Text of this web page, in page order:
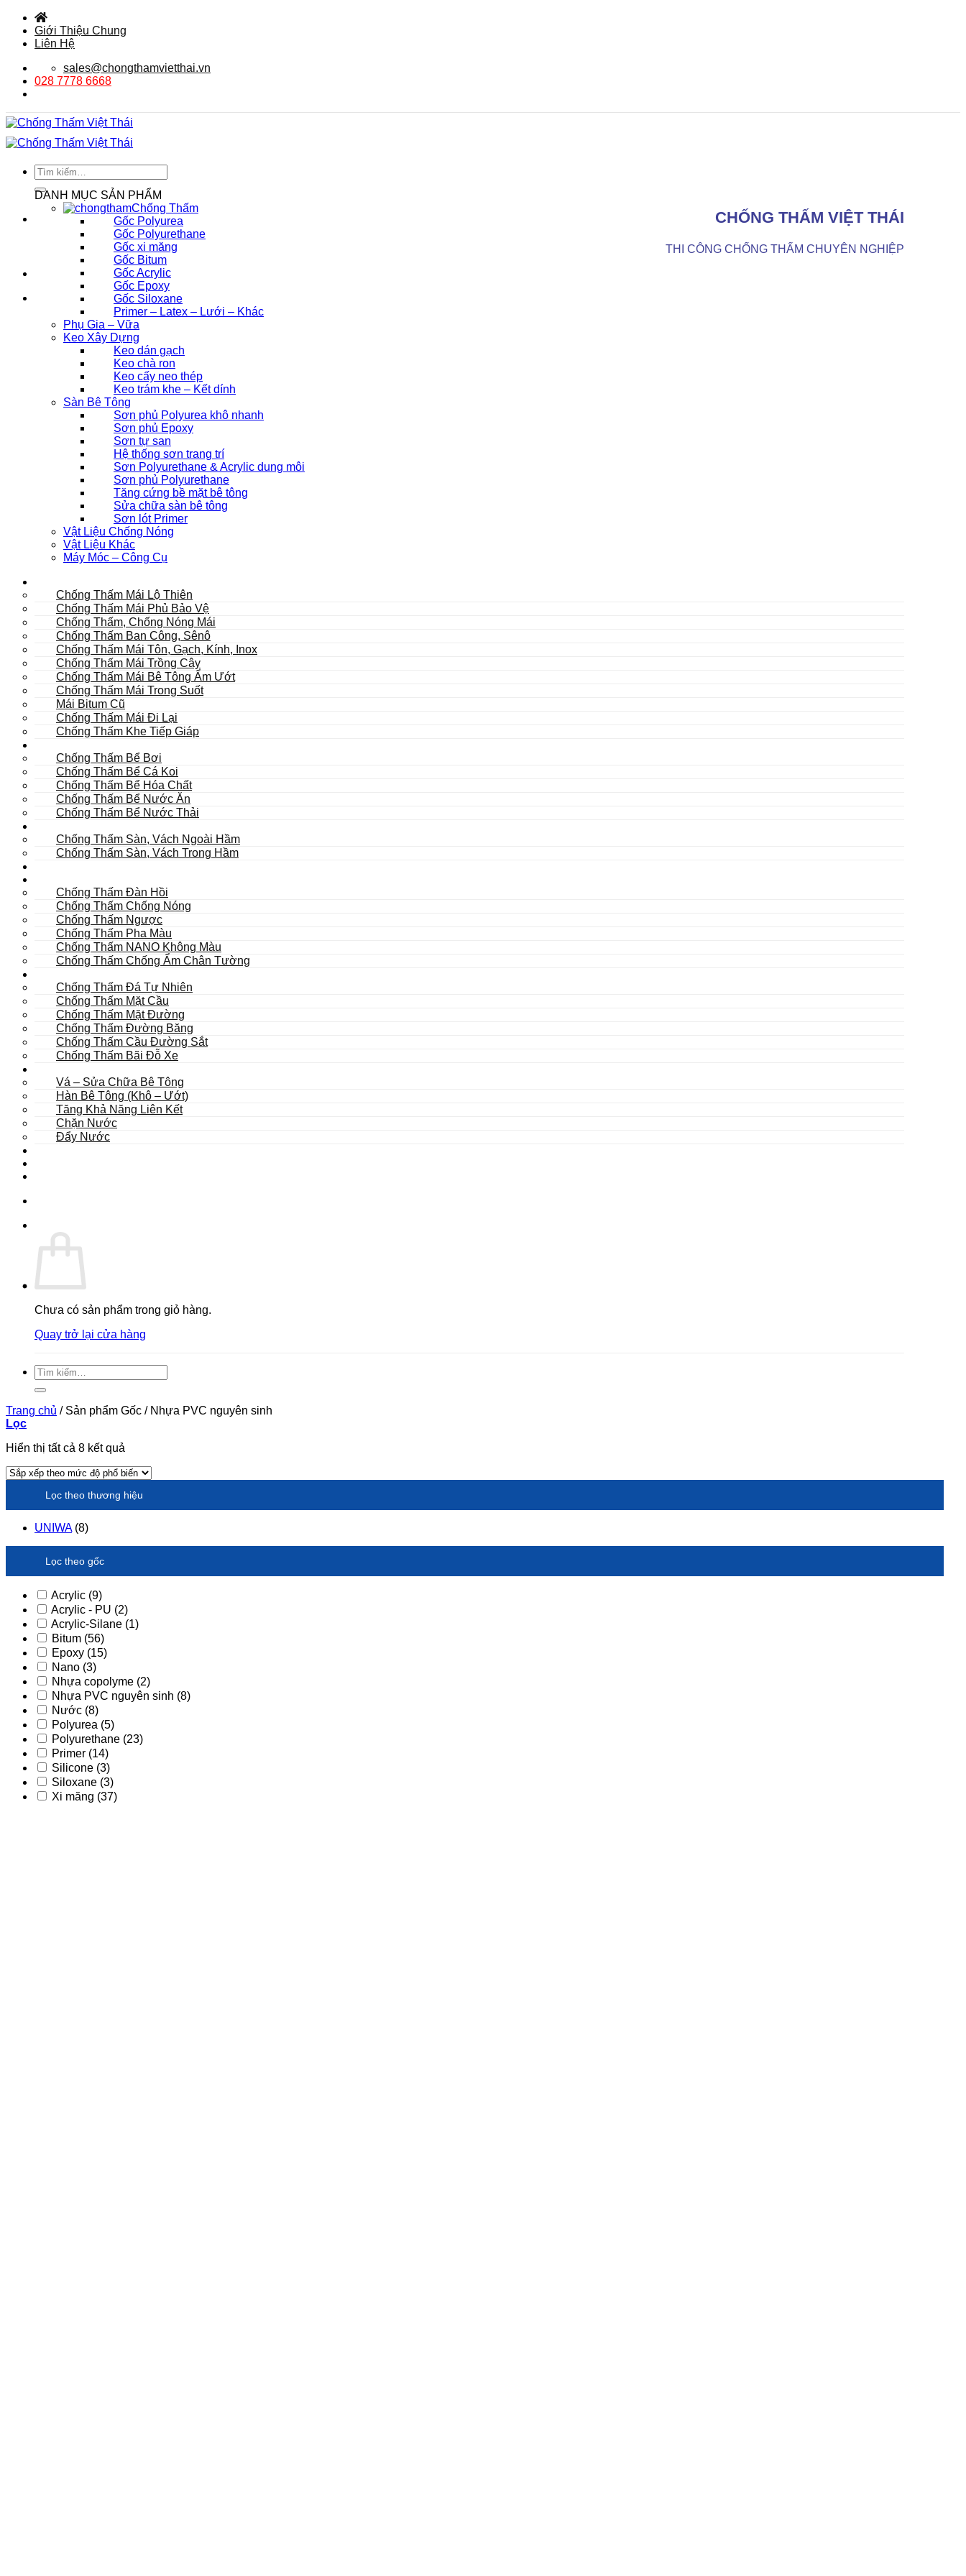
qua
Giới Thiệu Chung
Liên Hệ
sales@chongthamvietthai.vn
028 7778 6668
Tìm
kiếm:
CHỐNG THẤM VIỆT THÁI
THI CÔNG CHỐNG THẤM CHUYÊN NGHIỆP
DANH MỤC SẢN PHẨM
Chống Thấm
Gốc Polyurea
Gốc Polyurethane
Gốc xi măng
Gốc Bitum
Gốc Acrylic
Gốc Epoxy
Gốc Siloxane
Primer – Latex – Lưới – Khác
Phụ Gia – Vữa
Keo Xây Dựng
Keo dán gạch
Keo chà ron
Keo cấy neo thép
Keo trám khe – Kết dính
Sàn Bê Tông
Sơn phủ Polyurea khô nhanh
Sơn phủ Epoxy
Sơn tự san
Hệ thống sơn trang trí
Sơn Polyurethane & Acrylic dung môi
Sơn phủ Polyurethane
Tăng cứng bề mặt bê tông
Sửa chữa sàn bê tông
Sơn lót Primer
Vật Liệu Chống Nóng
Vật Liệu Khác
Máy Móc – Công Cụ
Chống Thấm Mái Lộ Thiên
Chống Thấm Mái Phủ Bảo Vệ
Chống Thấm, Chống Nóng Mái
Chống Thấm Ban Công, Sênô
Chống Thấm Mái Tôn, Gạch, Kính, Inox
Chống Thấm Mái Trồng Cây
Chống Thấm Mái Bê Tông Ẩm Ướt
Chống Thấm Mái Trong Suốt
Mái Bitum Cũ
Chống Thấm Mái Đi Lại
Chống Thấm Khe Tiếp Giáp
Chống Thấm Bể Bơi
Chống Thấm Bể Cá Koi
Chống Thấm Bể Hóa Chất
Chống Thấm Bể Nước Ăn
Chống Thấm Bể Nước Thải
Chống Thấm Sàn, Vách Ngoài Hầm
Chống Thấm Sàn, Vách Trong Hầm
Chống Thấm Đàn Hồi
Chống Thấm Chống Nóng
Chống Thấm Ngược
Chống Thấm Pha Màu
Chống Thấm NANO Không Màu
Chống Thấm Chống Ẩm Chân Tường
Chống Thấm Đá Tự Nhiên
Chống Thấm Mặt Cầu
Chống Thấm Mặt Đường
Chống Thấm Đường Băng
Chống Thấm Cầu Đường Sắt
Chống Thấm Bãi Đỗ Xe
Vá – Sửa Chữa Bê Tông
Hàn Bê Tông (Khô – Ướt)
Tăng Khả Năng Liên Kết
Chặn Nước
Đẩy Nước
Chưa có sản phẩm trong giỏ hàng.
Quay trở lại cửa hàng
Tìm
kiếm:
Trang chủ /Sản phẩm Gốc /Nhựa PVC nguyên sinh
Lọc
Hiển thị tất cả 8 kết quả
xếp
xếp
hạng
Lọc theo thương hiệu
UNIWA (8)
Lọc theo gốc
Acrylic (9)
Acrylic - PU (2)
Acrylic-Silane (1)
Bitum (56)
Epoxy (15)
Nano (3)
Nhựa copolyme (2)
Nhựa PVC nguyên sinh (8)
Nước (8)
Polyurea (5)
Polyurethane (23)
Primer (14)
Silicone (3)
Siloxane (3)
Xi măng (37)